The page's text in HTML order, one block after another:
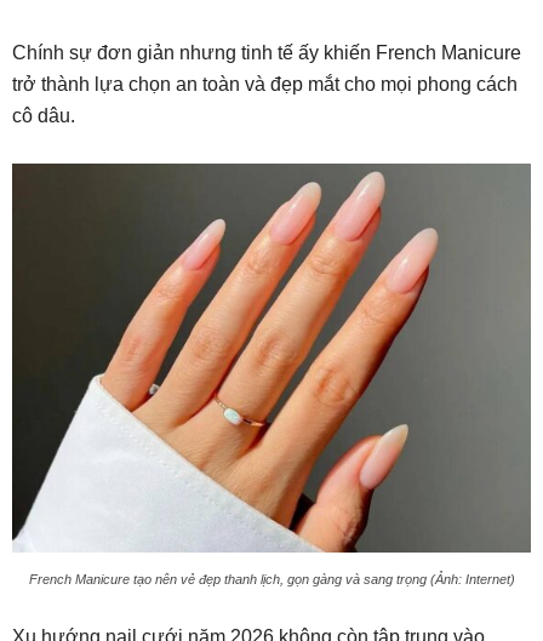
Chính sự đơn giản nhưng tinh tế ấy khiến French Manicure
trở thành lựa chọn an toàn và đẹp mắt cho mọi phong cách
cô dâu.
French Manicure tạo nên vẻ đẹp thanh lịch, gọn gàng và sang trọng (Ảnh: Internet)
Xu hướng nail cưới năm 2026 không còn tập trung vào